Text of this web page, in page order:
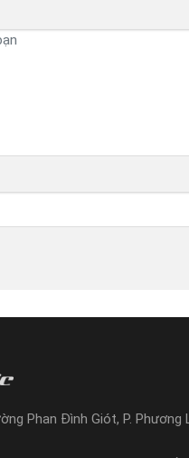
Phan Đình Giót, P. Phương